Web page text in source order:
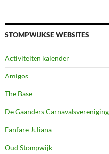
STOMPWIJKSE WEBSITES
Activiteiten kalender
Amigos
The Base
De Gaanders Carnavalsvereniging
Fanfare Juliana
Oud Stompwijk